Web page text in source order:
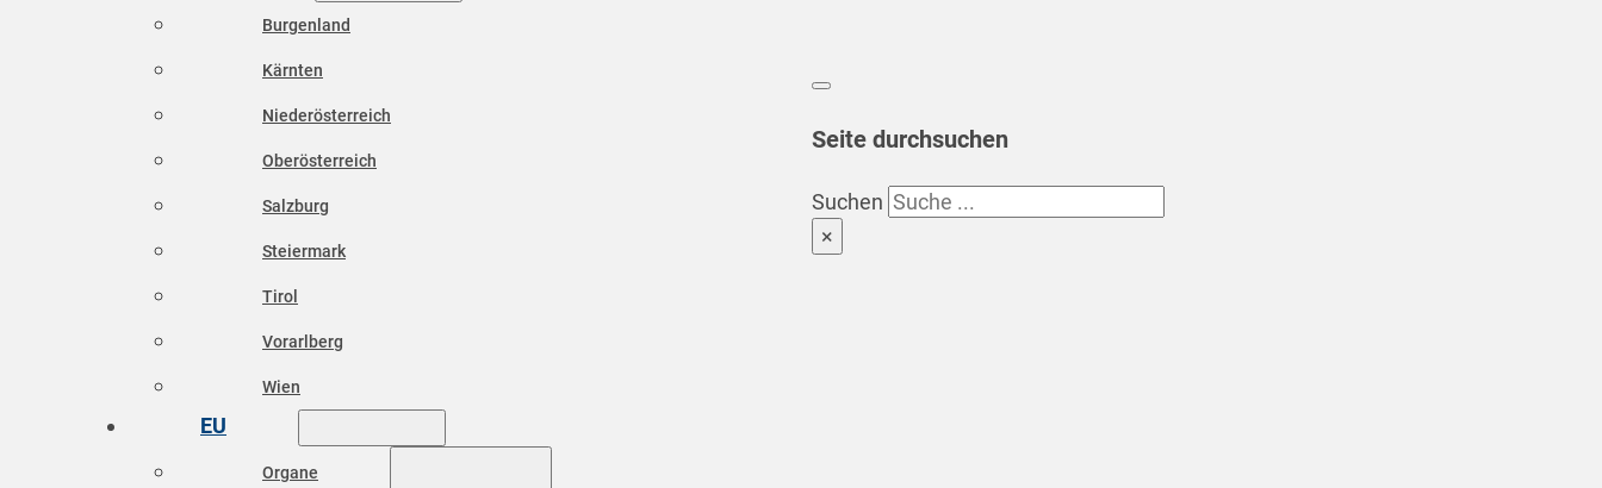
Burgenland
Kärnten
Niederösterreich
Oberösterreich
Salzburg
Steiermark
Tirol
Vorarlberg
Wien
EU
Organe
Seite durchsuchen
Suchen
×